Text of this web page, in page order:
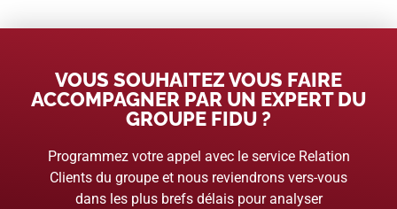
VOUS SOUHAITEZ VOUS FAIRE
ACCOMPAGNER PAR UN EXPERT DU
GROUPE FIDU ?
Programmez votre appel avec le service Relation
Clients du groupe et nous reviendrons vers-vous
dans les plus brefs délais pour analyser